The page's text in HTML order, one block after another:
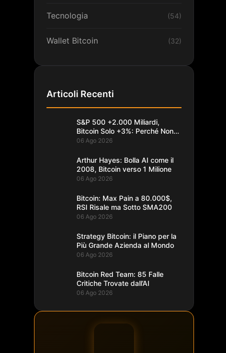
Tecnologia (54)
Wallet Bitcoin (32)
Articoli Recenti
S&P 500 +2.000 Miliardi,
Bitcoin Solo +3%: Perché Non
Segue
06 Ago 2026
Arthur Hayes: Bolla AI come il
2008, Bitcoin verso 1 Milione
06 Ago 2026
Bitcoin: Max Pain a 80.000$,
RSI Risale ma Sotto SMA200
06 Ago 2026
Strategy Bitcoin: il Piano per la
Più Grande Azienda al Mondo
06 Ago 2026
Bitcoin Red Team: 85 Falle
Critiche Trovate dall’AI
06 Ago 2026